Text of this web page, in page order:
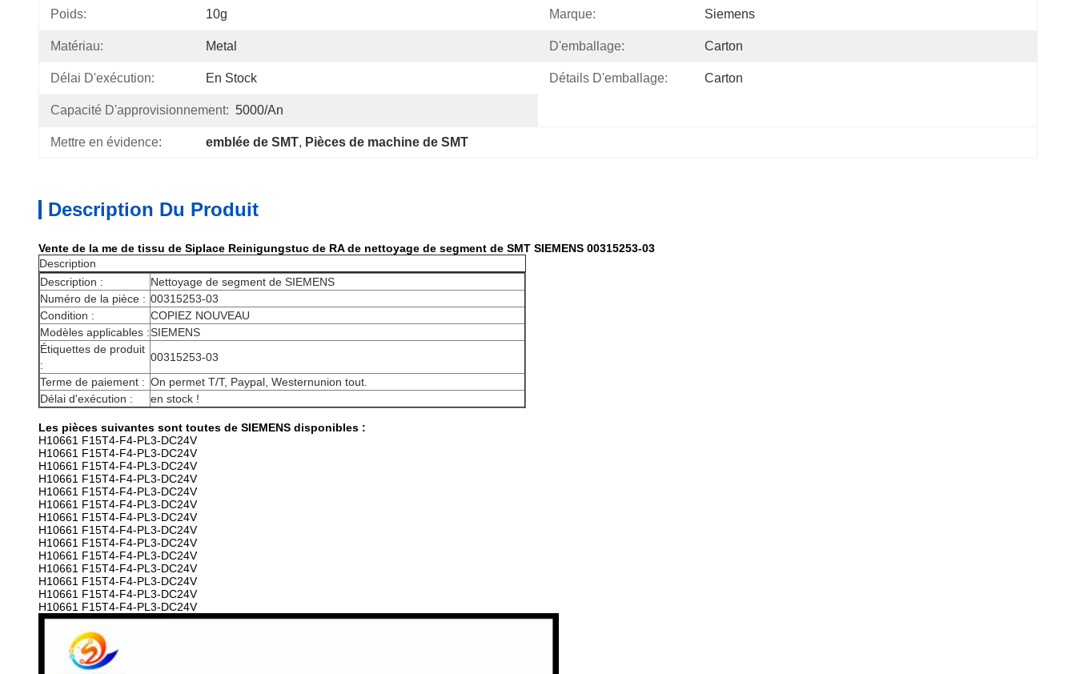
Poids: 10g Marque: Siemens
Matériau: Metal D'emballage: Carton
Délai D'exécution: En Stock Détails D'emballage: Carton
Capacité D'approvisionnement: 5000/An
Mettre en évidence: emblée de SMT, Pièces de machine de SMT
Description Du Produit
Vente de la me de tissu de Siplace Reinigungstuc de RA de nettoyage de segment de SMT SIEMENS 00315253-03
Description
Description :
Nettoyage de segment de SIEMENS
Numéro de la pièce : 00315253-03
Condition :
COPIEZ NOUVEAU
Modèles applicables :SIEMENS
Étiquettes de produit
:
00315253-03
Terme de paiement : On permet T/T, Paypal, Westernunion tout.
Délai d'exécution :
en stock !
Les pièces suivantes sont toutes de SIEMENS disponibles :
H10661 F15T4-F4-PL3-DC24V
H10661 F15T4-F4-PL3-DC24V
H10661 F15T4-F4-PL3-DC24V
H10661 F15T4-F4-PL3-DC24V
H10661 F15T4-F4-PL3-DC24V
H10661 F15T4-F4-PL3-DC24V
H10661 F15T4-F4-PL3-DC24V
H10661 F15T4-F4-PL3-DC24V
H10661 F15T4-F4-PL3-DC24V
H10661 F15T4-F4-PL3-DC24V
H10661 F15T4-F4-PL3-DC24V
H10661 F15T4-F4-PL3-DC24V
H10661 F15T4-F4-PL3-DC24V
H10661 F15T4-F4-PL3-DC24V